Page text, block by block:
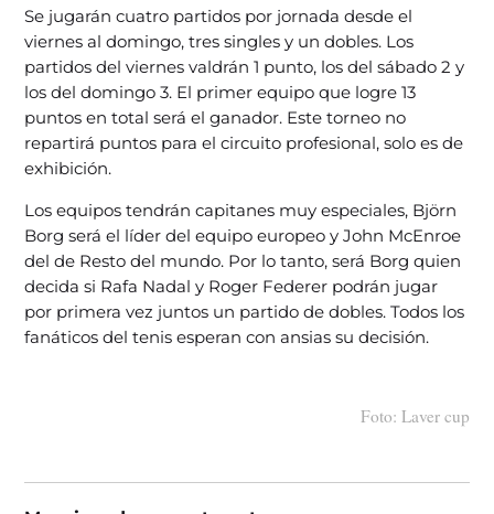
Se jugarán cuatro partidos por jornada desde el
viernes al domingo, tres singles y un dobles. Los
partidos del viernes valdrán 1 punto, los del sábado 2 y
los del domingo 3. El primer equipo que logre 13
puntos en total será el ganador. Este torneo no
repartirá puntos para el circuito profesional, solo es de
exhibición.
Los equipos tendrán capitanes muy especiales, Björn
Borg será el líder del equipo europeo y John McEnroe
del de Resto del mundo. Por lo tanto, será Borg quien
decida si Rafa Nadal y Roger Federer podrán jugar
por primera vez juntos un partido de dobles. Todos los
fanáticos del tenis esperan con ansias su decisión.
Foto: Laver cup